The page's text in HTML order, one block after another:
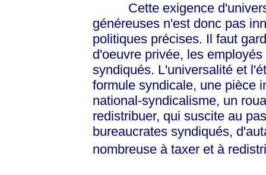
Cette exigence
généreuses n'est donc pas
politiques précises. Il faut
d'oeuvre privée, les
syndiqués. L'universalité et
formule syndicale, une pièce
national-syndicalisme, un
redistribuer, qui suscite au
bureaucrates syndiqués,
nombreuse à taxer et à